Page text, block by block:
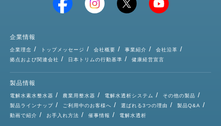
企業情報
企業理念 トップメッセージ 会社概要 事業紹介
会社沿革
拠点および関連会社
日本トリムの行動基準 健康経営宣言
製品情報
電解水素水整水器 農業用整水器 電解水透析システム
その他の製品
製品ラインナップ
ご利用中のお客様へ 選ばれる3つの理由
製品Q&A
動画で紹介
お手入れ方法 催事情報 電解水透析